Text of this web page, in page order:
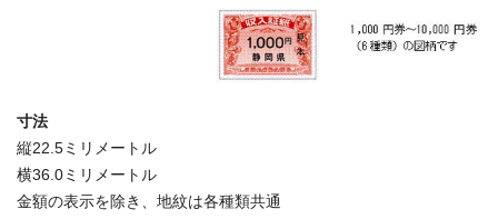
寸法
縦22.5ミリメートル
横36.0ミリメートル
金額の表示を除き、地紋は各種類共通